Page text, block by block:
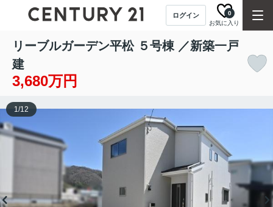
ログイン
お気に入り
0
リーブルガーデン平松 ５号棟 ／新築一戸
建
3,680万円
1/12